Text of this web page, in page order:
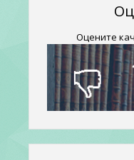
Оцените